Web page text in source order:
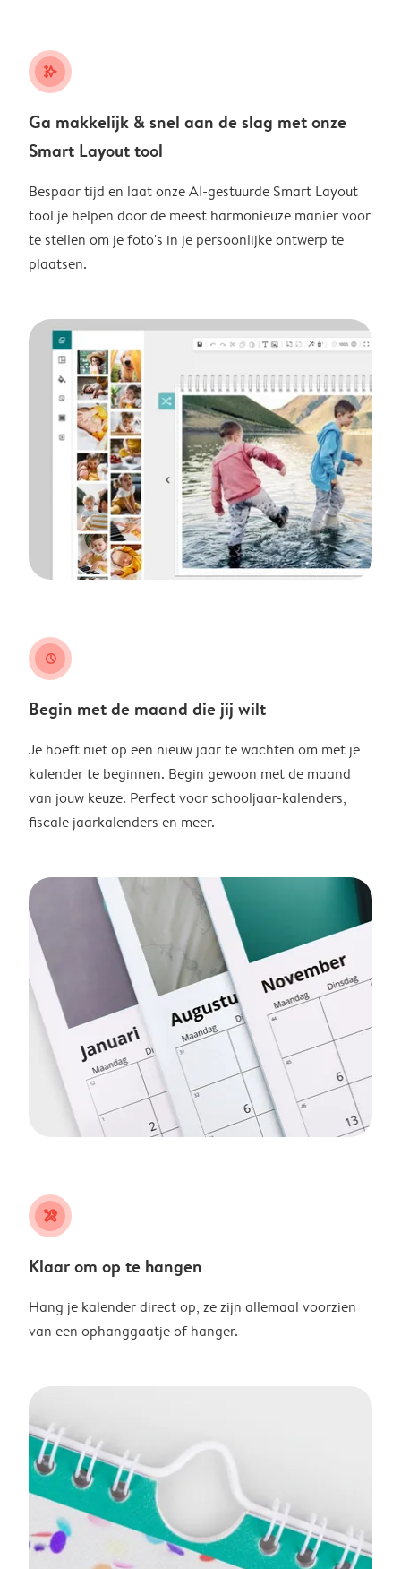
stars_plus
Ga makkelijk & snel aan de slag met onze
Smart Layout tool
Bespaar tijd en laat onze AI-gestuurde Smart Layout
tool je helpen door de meest harmonieuze manier voor
te stellen om je foto's in je persoonlijke ontwerp te
plaatsen.
clock
Begin met de maand die jij wilt
Je hoeft niet op een nieuw jaar te wachten om met je
kalender te beginnen. Begin gewoon met de maand
van jouw keuze. Perfect voor schooljaar-kalenders,
fiscale jaarkalenders en meer.
tools
Klaar om op te hangen
Hang je kalender direct op, ze zijn allemaal voorzien
van een ophanggaatje of hanger.